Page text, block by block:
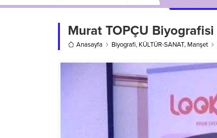
Murat TOPÇU Biyografisi
Anasayfa Biyografi, KÜLTÜR-SANAT, Manşet